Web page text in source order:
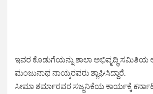
ಇವರ ಕೊಡುಗೆಯನ್ನು ಶಾಲಾ ಅಭಿವೃದ್ಧಿ ಸಮಿತಿಯ
ಮಂಜುನಾಥ ನಾಯ್ಕರವರು ಶ್ಲಾಘಿಸಿದ್ದಾರೆ.
ಸೀಮಾ ಶರ್ಮಾರವರ ಸಜ್ಜನಿಕೆಯ ಕಾರ್ಯಕ್ಕೆ